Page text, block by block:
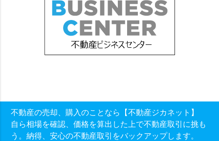
不動産の売却、購入のことなら【不動産ジカネット】
自ら相場を確認、価格を算出した上で不動産取引に挑も
う。納得、安心の不動産取引をバックアップします。